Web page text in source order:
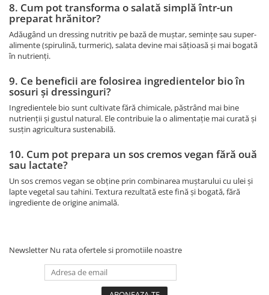
8. Cum pot transforma o salată simplă într-un
preparat hrănitor?
Adăugând un dressing nutritiv pe bază de muștar, semințe sau super-
alimente (spirulină, turmeric), salata devine mai sățioasă și mai bogată
în nutrienți.
9. Ce beneficii are folosirea ingredientelor bio în
sosuri și dressinguri?
Ingredientele bio sunt cultivate fără chimicale, păstrând mai bine
nutrienții și gustul natural. Ele contribuie la o alimentație mai curată și
susțin agricultura sustenabilă.
10. Cum pot prepara un sos cremos vegan fără ouă
sau lactate?
Un sos cremos vegan se obține prin combinarea muștarului cu ulei și
lapte vegetal sau tahini. Textura rezultată este fină și bogată, fără
ingrediente de origine animală.
Newsletter Nu rata ofertele si promotiile noastre